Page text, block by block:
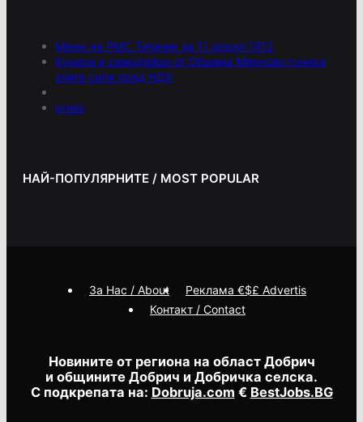
Меню на РМС Титаник за 11 април 1912
Кукери и самодейци от Община Мирково гониха
злите сили пред НДК
press
НАЙ-ПОПУЛЯРНИТЕ / MOST POPULAR
Новините от региона на област Добрич
и общините Добрич и Добричка селска.
С подкрепата на: Dobruja.com € BestJobs.BG
За Нас / About
Реклама €$£ Advertis
Контакт / Contact